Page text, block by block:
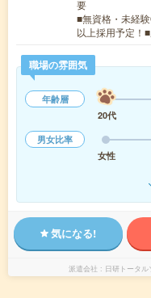
要
■無資格・未経
以上採用予定！
職場の雰囲気
年齢層
20代
男女比率
女性
気になる!
派遣会社 日研トータ